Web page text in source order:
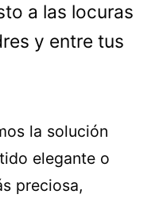
a las locuras
y entre tus
la solución
elegante o
preciosa,